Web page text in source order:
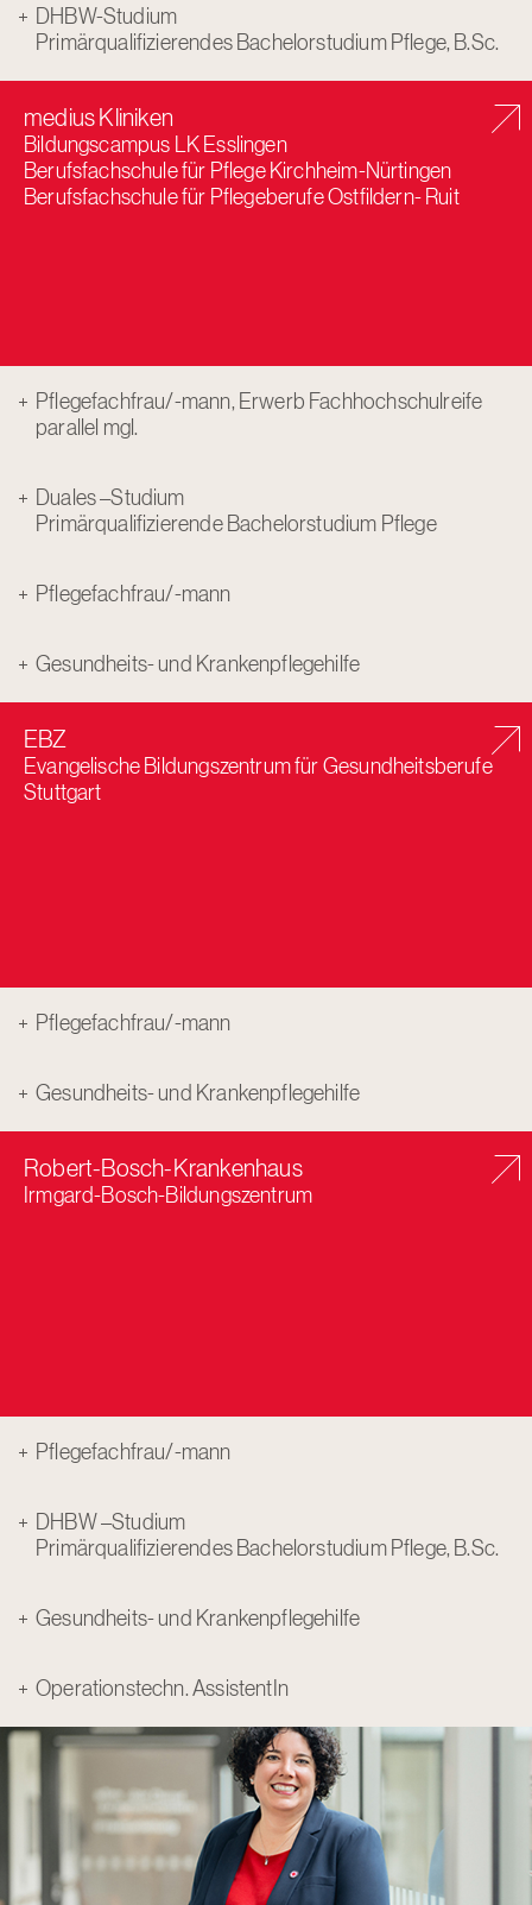
DHBW-Studium
Primärqualifizierendes Bachelorstudium Pflege, B.Sc.
medius Kliniken
Bildungscampus LK Esslingen
Berufsfachschule für Pflege Kirchheim-Nürtingen
Berufsfachschule für Pflegeberufe Ostfildern- Ruit
Pflegefachfrau/-mann, Erwerb Fachhochschulreife
parallel mgl.
Duales –Studium
Primärqualifizierende Bachelorstudium Pflege
Pflegefachfrau/-mann
Gesundheits- und Krankenpflegehilfe
EBZ
Evangelische Bildungszentrum für Gesundheitsberufe
Stuttgart
Pflegefachfrau/-mann
Gesundheits- und Krankenpflegehilfe
Robert-Bosch-Krankenhaus
Irmgard-Bosch-Bildungszentrum
Pflegefachfrau/-mann
DHBW –Studium
Primärqualifizierendes Bachelorstudium Pflege, B.Sc.
Gesundheits- und Krankenpflegehilfe
Operationstechn. AssistentIn